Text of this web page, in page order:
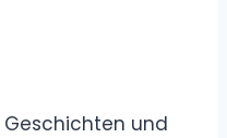
und